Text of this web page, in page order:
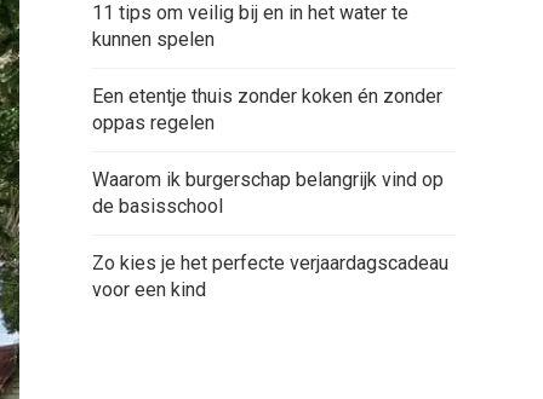
11 tips om veilig bij en in het water te
kunnen spelen
Een etentje thuis zonder koken én zonder
oppas regelen
Waarom ik burgerschap belangrijk vind op
de basisschool
Zo kies je het perfecte verjaardagscadeau
voor een kind